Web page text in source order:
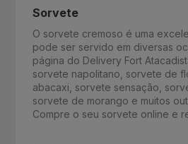
Sorvete
O sorvete cremoso é uma
pode ser servido em diversas
página do Delivery Fort
sorvete napolitano, sorvete de
abacaxi, sorvete sensação,
sorvete de morango e muitos
Compre o seu sorvete online e